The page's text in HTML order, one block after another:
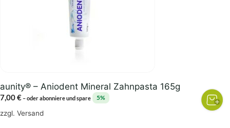
aunity® – Aniodent Mineral Zahnpasta 165g
7,00€ –oder abonniere und spare 5%
zzgl. Versand